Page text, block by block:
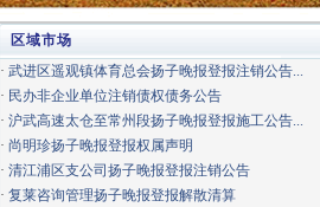
区域市场
· 武进区遥观镇体育总会扬子晚报登报注销公告...
· 民办非企业单位注销债权债务公告
· 沪武高速太仓至常州段扬子晚报登报施工公告...
· 尚明珍扬子晚报登报权属声明
· 清江浦区支公司扬子晚报登报注销公告
· 复莱咨询管理扬子晚报登报解散清算